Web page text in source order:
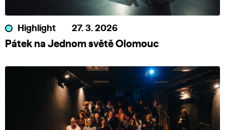
Highlight 27. 3. 2026
Pátek na Jednom světě Olomouc